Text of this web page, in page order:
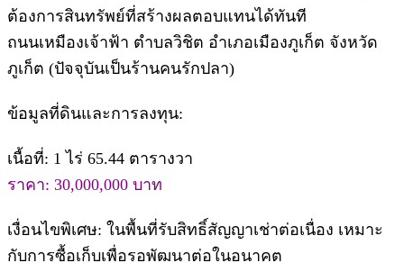
ต้องการสินทรัพย์ที่สร้างผลตอบแทนได้ทันที
ถนนเหมืองเจ้าฟ้า ตำบลวิชิต อำเภอเมืองภูเก็ต จังหวัด
ภูเก็ต (ปัจจุบันเป็นร้านคนรักปลา)
ข้อมูลที่ดินและการลงทุน:
เนื้อที่: 1 ไร่ 65.44 ตารางวา
ราคา: 30,000,000 บาท
เงื่อนไขพิเศษ: ในพื้นที่รับสิทธิ์สัญญาเช่าต่อเนื่อง เหมาะ
กับการซื้อเก็บเพื่อรอพัฒนาต่อในอนาคต